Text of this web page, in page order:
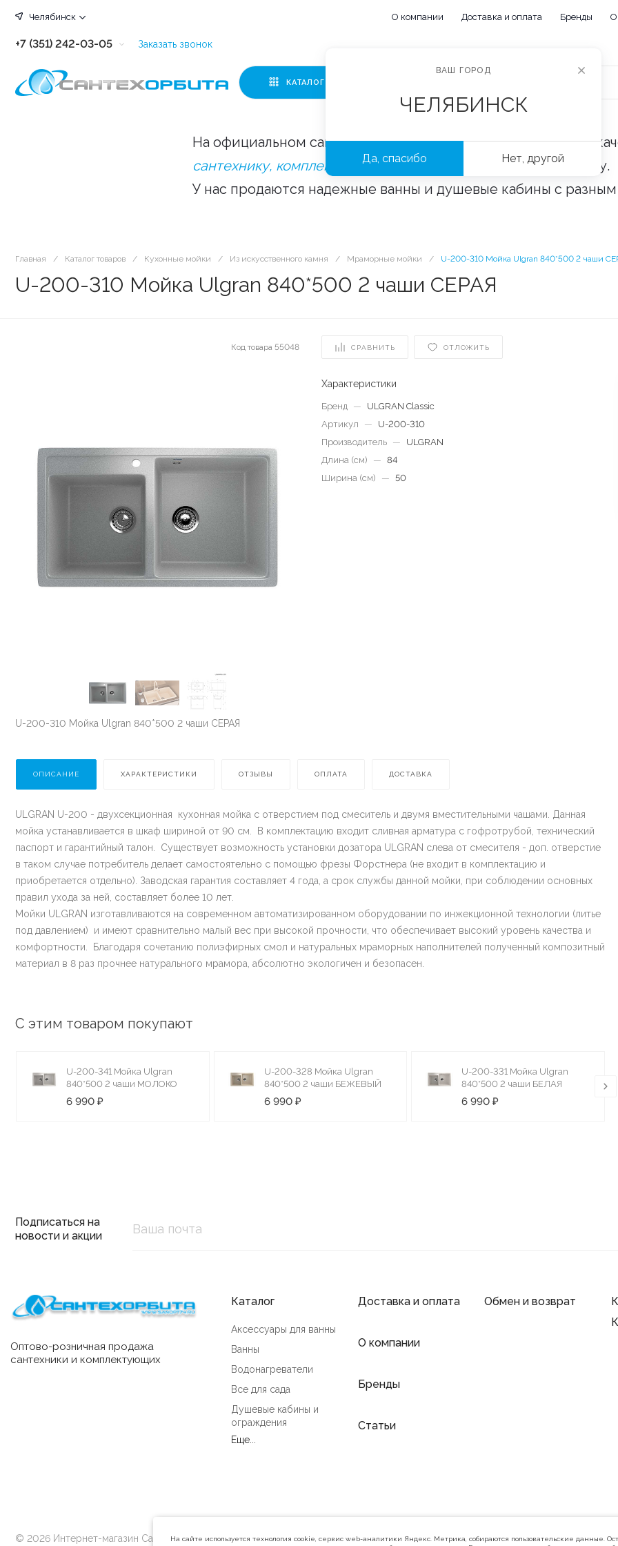
Челябинск О компании Доставка и оплата Бренды
+7 (351) 242-03-05
+7 (351) 242-03-63
Заказать звонок
КАТАЛОГ
На официальном сайте «Сантехорбита» вы можете купить
сантехнику, комплектующие и аксессуары
оптом и в розницу.
У нас продаются надежные ванны и душевые кабины с
Главная / Каталог товаров / Кухонные мойки / Из искусственного камня / Мраморные мойки / U-200-310 Мойка Ulgran 840*500 2 чаши
U-200-310 Мойка Ulgran 840*500 2 чаши СЕРАЯ
Код товара 55048 СРАВНИТЬ ОТЛОЖИТЬ
U-200-310 Мойка Ulgran 840*500 2 чаши СЕРАЯ
Характеристики
Бренд —
ULGRAN Classic
Артикул
—
U-200-310
Производитель
—
ULGRAN
Длина (см)
— 84
Ширина (см)
— 50
ОПИСАНИЕ ХАРАКТЕРИСТИКИ ОТЗЫВЫ ОПЛАТА ДОСТАВКА
ULGRAN U-200 - двухсекционная кухонная мойка с отверстием под смеситель и двумя вместительными чашами. Данная
мойка устанавливается в шкаф шириной от 90 см. В комплектацию входит сливная арматура с гофротрубой, технический
паспорт и гарантийный талон. Существует возможность установки дозатора ULGRAN слева от смесителя - доп. отверстие
в таком случае потребитель делает самостоятельно с помощью фрезы Форстнера (не входит в комплектацию и
приобретается отдельно). Заводская гарантия составляет 4 года, а срок службы данной мойки, при соблюдении основных
правил ухода за ней, составляет более 10 лет.
Мойки ULGRAN изготавливаются на современном автоматизированном оборудовании по инжекционной технологии (литье
под давлением) и имеют сравнительно малый вес при высокой прочности, что обеспечивает высокий уровень качества и
комфортности. Благодаря сочетанию полиэфирных смол и натуральных мраморных наполнителей полученный композитный
материал в 8 раз прочнее натурального мрамора, абсолютно экологичен и безопасен.
С этим товаром покупают
U-200-341 Мойка Ulgran
840*500 2 чаши МОЛОКО
6 990 ₽
U-200-328 Мойка Ulgran
840*500 2 чаши БЕЖЕВЫЙ
6 990 ₽
U-200-331 Мойка Ulgran
840*500 2 чаши БЕЛАЯ
6 990 ₽
Подписаться на
новости и акции
Оптово-розничная продажа
сантехники и комплектующих
Каталог
Аксессуары для ванны
Ванны
Водонагреватели
Все для сада
Душевые кабины и
ограждения
Еще...
Доставка и оплата
О компании
Бренды
Статьи
Обмен и возврат
© 2026 Интернет-магазин Сантехорбита Политика конфиденциальности
ВАШ ГОРОД
ЧЕЛЯБИНСК
Да, спасибо Нет, другой
На сайте используется технология cookie, сервис web-аналитики Яндекс. Метрика, собираются пользовательские данные.